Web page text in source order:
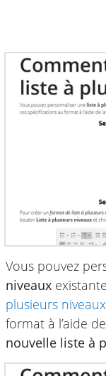
Vous pouvez
niveaux
plusieurs niveaux
format à l’aide
nouvelle liste à